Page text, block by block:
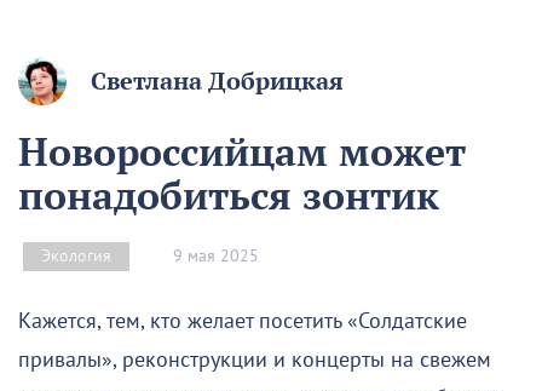
Светлана Добрицкая
Новороссийцам может
понадобиться зонтик
Экология 9 мая 2025
Кажется, тем, кто желает посетить «Солдатские
привалы», реконструкции и концерты на свежем